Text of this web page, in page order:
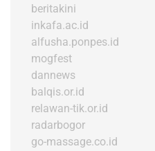
beritakini
inkafa.ac.id
alfusha.ponpes.id
mogfest
dannews
balqis.or.id
relawan-tik.or.id
radarbogor
go-massage.co.id